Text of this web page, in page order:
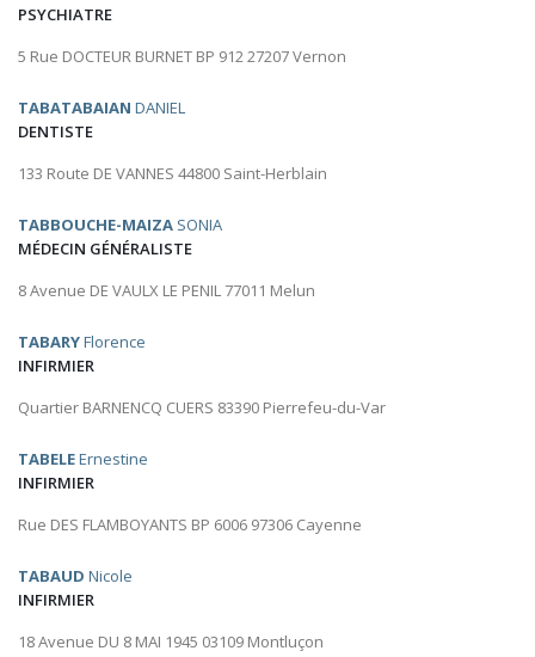
PSYCHIATRE
5 Rue DOCTEUR BURNET BP 912 27207 Vernon
TABATABAIAN DANIEL
DENTISTE
133 Route DE VANNES 44800 Saint-Herblain
TABBOUCHE-MAIZA SONIA
MÉDECIN GÉNÉRALISTE
8 Avenue DE VAULX LE PENIL 77011 Melun
TABARYFlorence
INFIRMIER
Quartier BARNENCQ CUERS 83390 Pierrefeu-du-Var
TABELEErnestine
INFIRMIER
Rue DES FLAMBOYANTS BP 6006 97306 Cayenne
TABAUD Nicole
INFIRMIER
18 Avenue DU 8 MAI 1945 03109 Montluçon